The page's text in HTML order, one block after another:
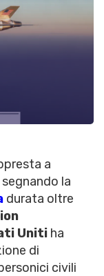
a
la
durata oltre
Uniti ha
di
civili